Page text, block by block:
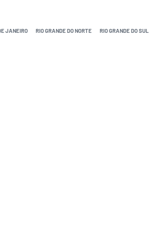
JANEIRO RIO GRANDE DO NORTE RIO GRANDE DO SUL